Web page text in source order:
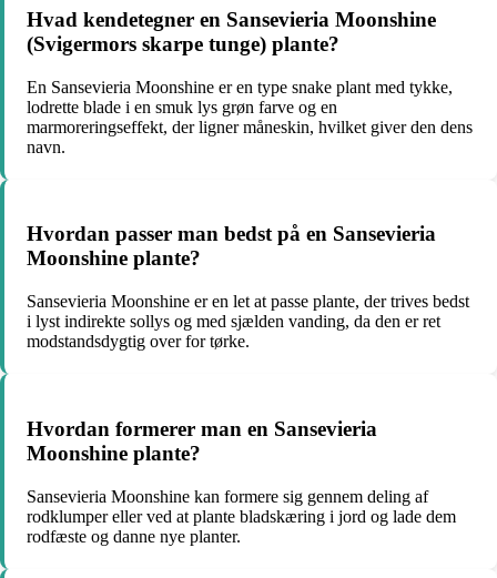
Hvad kendetegner en Sansevieria Moonshine
(Svigermors skarpe tunge) plante?
En Sansevieria Moonshine er en type snake plant med tykke,
lodrette blade i en smuk lys grøn farve og en
marmoreringseffekt, der ligner måneskin, hvilket giver den dens
navn.
Hvordan passer man bedst på en Sansevieria
Moonshine plante?
Sansevieria Moonshine er en let at passe plante, der trives bedst
i lyst indirekte sollys og med sjælden vanding, da den er ret
modstandsdygtig over for tørke.
Hvordan formerer man en Sansevieria
Moonshine plante?
Sansevieria Moonshine kan formere sig gennem deling af
rodklumper eller ved at plante bladskæring i jord og lade dem
rodfæste og danne nye planter.